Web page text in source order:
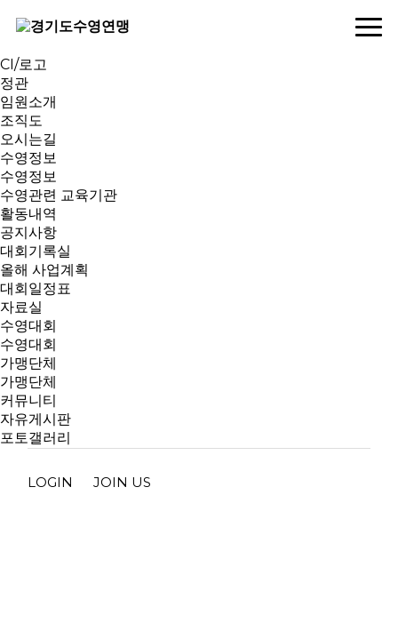
인사말
CI/로고
정관
임원소개
조직도
오시는길
수영정보
수영정보
수영관련 교육기관
활동내역
공지사항
대회기록실
올해 사업계획
대회일정표
자료실
수영대회
수영대회
가맹단체
가맹단체
커뮤니티
자유게시판
포토갤러리
LOGIN JOIN US